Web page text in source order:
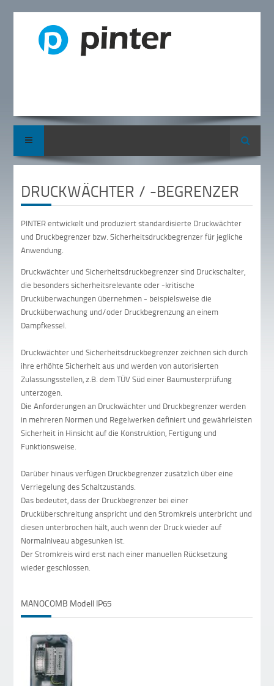
Suche
DRUCKWÄCHTER / -BEGRENZER
PINTER entwickelt und produziert standardisierte Druckwächter
und Druckbegrenzer bzw. Sicherheitsdruckbegrenzer für jegliche
Anwendung.
Druckwächter und Sicherheitsdruckbegrenzer sind Druckschalter,
die besonders sicherheitsrelevante oder -kritische
Drucküberwachungen übernehmen - beispielsweise die
Drucküberwachung und/oder Druckbegrenzung an einem
Dampfkessel.
Druckwächter und Sicherheitsdruckbegrenzer zeichnen sich durch
ihre erhöhte Sicherheit aus und werden von autorisierten
Zulassungsstellen, z.B. dem TÜV Süd einer Baumusterprüfung
unterzogen.
Die Anforderungen an Druckwächter und Druckbegrenzer werden
in mehreren Normen und Regelwerken definiert und gewährleisten
Sicherheit in Hinsicht auf die Konstruktion, Fertigung und
Funktionsweise.
Darüber hinaus verfügen Druckbegrenzer zusätzlich über eine
Verriegelung des Schaltzustands.
Das bedeutet, dass der Druckbegrenzer bei einer
Drucküberschreitung anspricht und den Stromkreis unterbricht und
diesen unterbrochen hält, auch wenn der Druck wieder auf
Normalniveau abgesunken ist.
Der Stromkreis wird erst nach einer manuellen Rücksetzung
wieder geschlossen.
MANOCOMB Modell IP65